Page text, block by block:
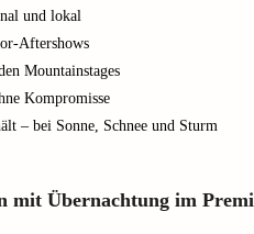
und lokal
Aftershows
Mountainstages
Kompromisse
– bei Sonne, Schnee und Sturm
mit Übernachtung im